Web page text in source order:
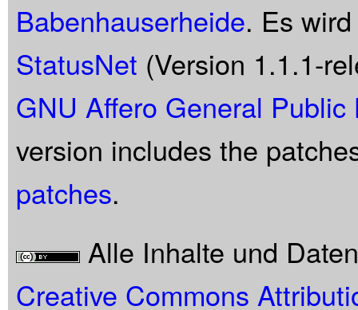
Babenhauserheide. Es
StatusNet (Version 1.1.1-
GNU Affero General Public
version includes the
patches.
Alle Inhalte und
Creative Commons